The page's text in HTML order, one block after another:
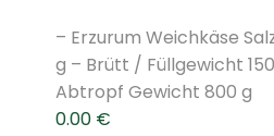
– Erzurum Weichkäse
g – Brütt / Füllgewicht
Abtropf Gewicht 800 g
0.00 €